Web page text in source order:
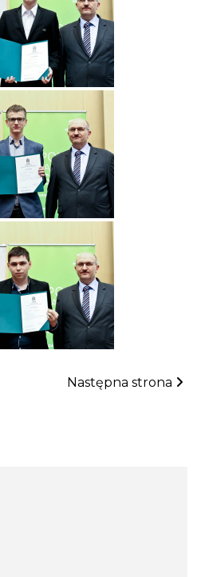
Następna strona